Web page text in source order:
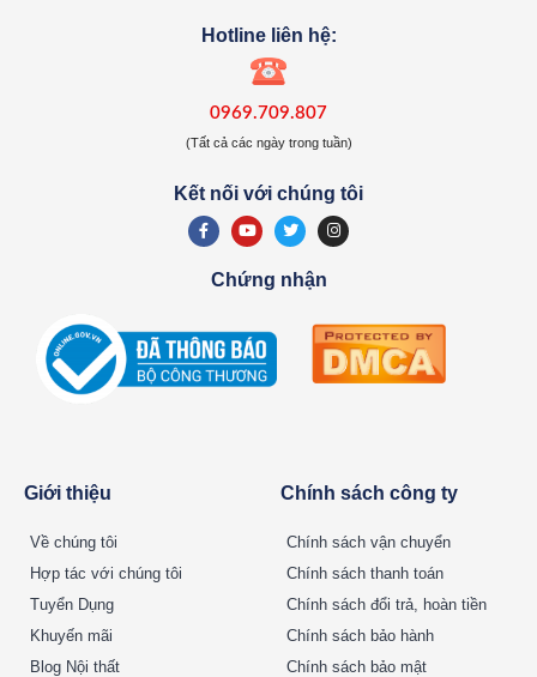
Giới thiệu
Về chúng tôi
Hợp tác với chúng tôi
Tuyển Dụng
Khuyến mãi
Blog Nội thất
Chính sách công ty
Chính sách vận chuyển
Chính sách thanh toán
Chính sách đổi trả, hoàn tiền
Chính sách bảo hành
Chính sách bảo mật
Hotline liên hệ:
0969.709.807
(Tất cả các ngày trong tuần)
Kết nối với chúng tôi
Chứng nhận